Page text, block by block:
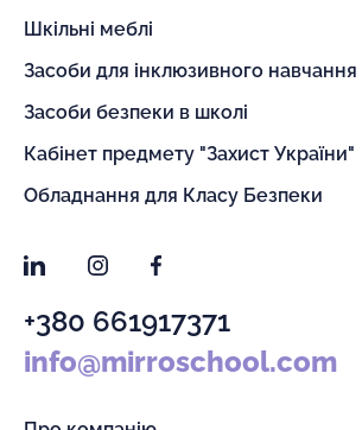
Шкільні меблі
Засоби для інклюзивного навчання
Засоби безпеки в школі
Кабінет предмету "Захист України"
Обладнання для Класу Безпеки
LinkedInInstagramFacebook
+380 661917371
info@mirroschool.com